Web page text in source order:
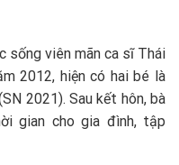
sống viên mãn ca sĩ Thái
2012, hiện có hai bé là
2021). Sau kết hôn, bà
gian cho gia đình, tập